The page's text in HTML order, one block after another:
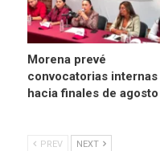
Morena prevé
convocatorias internas
hacia finales de agosto
PREV NEXT